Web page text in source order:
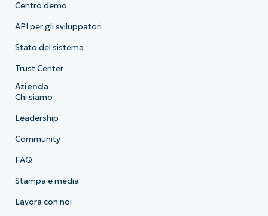
Centro demo
API per gli sviluppatori
Stato del sistema
Trust Center
Azienda
Chi siamo
Leadership
Community
FAQ
Stampa e media
Lavora con noi